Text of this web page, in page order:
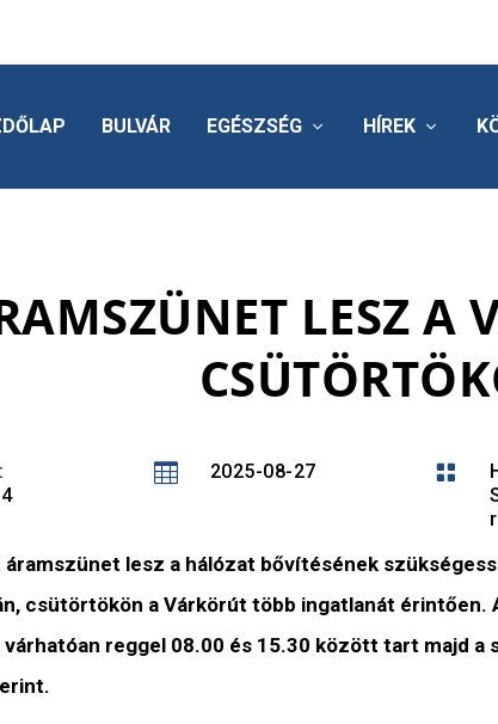
BULVÁR EGÉSZSÉG HÍREK
LESZ A
 2025-08-27 
r
lesz a hálózat bővítésének
csütörtökön a Várkörút több ingatlanát érintően.
várhatóan reggel 08.00 és 15.30 között tart majd a